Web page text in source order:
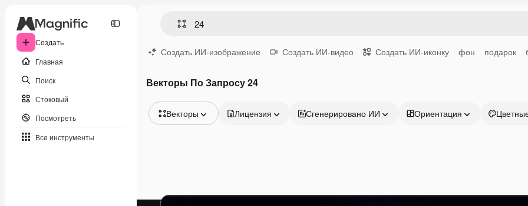
Создать
Главная
Поиск
Стоковый
Посмотреть
Все инструменты
Создать ИИ-изображение Создать ИИ-видео Создать ИИ-иконку фон подарок
Векторы По Запросу 24
Векторы
Видео
Лицензия Сгенерировано ИИ Ориентация